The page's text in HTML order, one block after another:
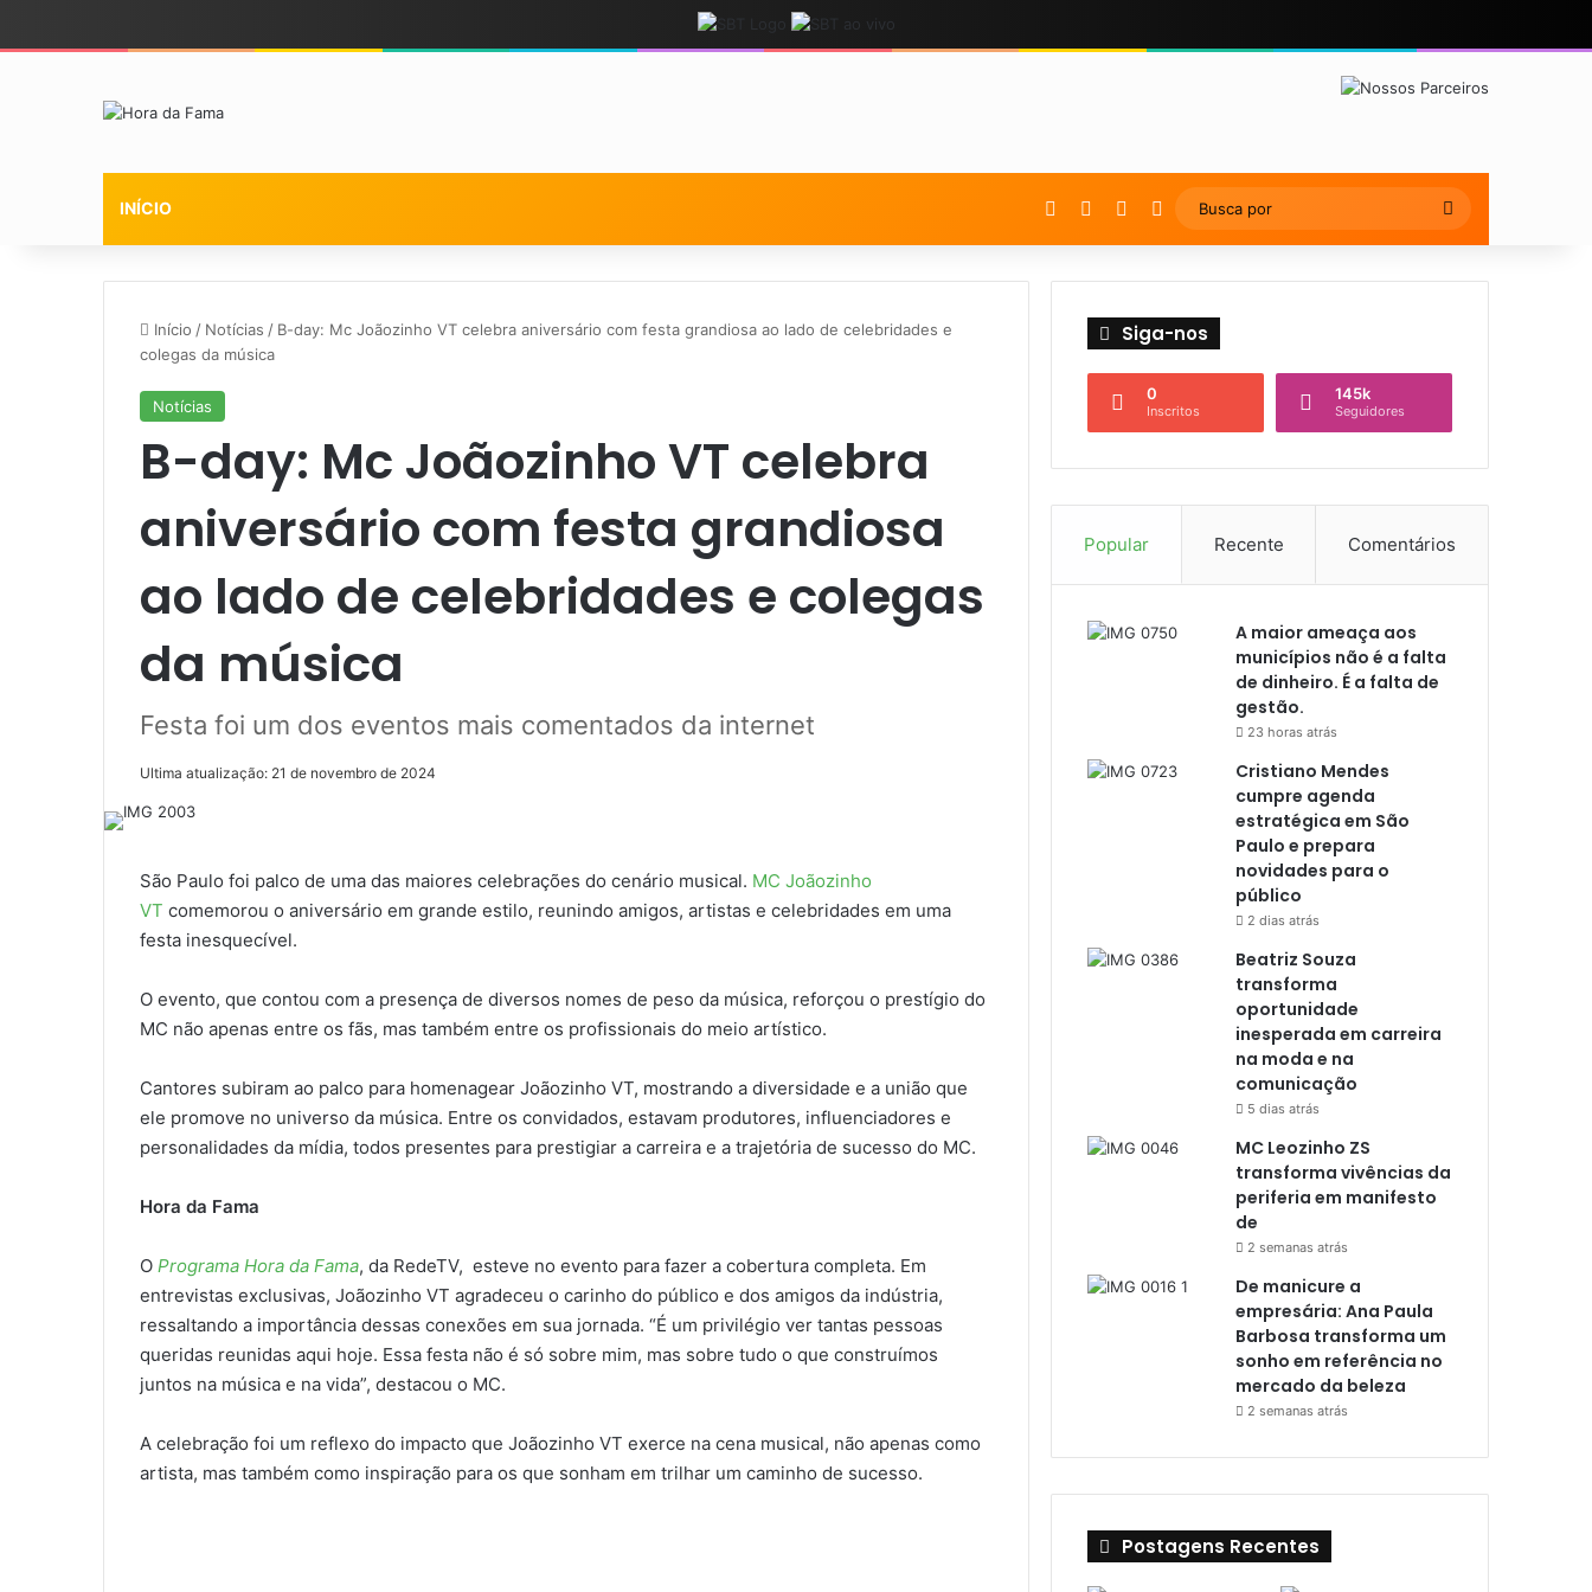
INÍCIO YouTubeInstagramArtigo Aleatório
Switch skin
Busca
por
Início / Notícias / B-day: Mc Joãozinho VT celebra aniversário com festa grandiosa ao lado de celebridades e
colegas da música
Notícias
B-day: Mc Joãozinho VT celebra
aniversário com festa grandiosa
ao lado de celebridades e colegas
da música
Festa foi um dos eventos mais comentados da internet
Ultima atualização: 21 de novembro de 2024
São Paulo foi palco de uma das maiores celebrações do cenário musical. MC Joãozinho
VT comemorou o aniversário em grande estilo, reunindo amigos, artistas e celebridades em uma
festa inesquecível.
O evento, que contou com a presença de diversos nomes de peso da música, reforçou o prestígio do
MC não apenas entre os fãs, mas também entre os profissionais do meio artístico.
Cantores subiram ao palco para homenagear Joãozinho VT, mostrando a diversidade e a união que
ele promove no universo da música. Entre os convidados, estavam produtores, influenciadores e
personalidades da mídia, todos presentes para prestigiar a carreira e a trajetória de sucesso do MC.
Hora da Fama
O Programa Hora da Fama, da RedeTV, esteve no evento para fazer a cobertura completa. Em
entrevistas exclusivas, Joãozinho VT agradeceu o carinho do público e dos amigos da indústria,
ressaltando a importância dessas conexões em sua jornada. “É um privilégio ver tantas pessoas
queridas reunidas aqui hoje. Essa festa não é só sobre mim, mas sobre tudo o que construímos
juntos na música e na vida”, destacou o MC.
A celebração foi um reflexo do impacto que Joãozinho VT exerce na cena musical, não apenas como
artista, mas também como inspiração para os que sonham em trilhar um caminho de sucesso.
Siga-nos
0
Inscritos
145k
Seguidores
Popular Recente Comentários
A maior ameaça aos
municípios não é a falta
de dinheiro. É a falta de
gestão.
23 horas atrás
Cristiano Mendes
cumpre agenda
estratégica em São
Paulo e prepara
novidades para o
público
2 dias atrás
Beatriz Souza
transforma
oportunidade
inesperada em carreira
na moda e na
comunicação
5 dias atrás
MC Leozinho ZS
transforma vivências da
periferia em manifesto
de
2 semanas atrás
De manicure a
empresária: Ana Paula
Barbosa transforma um
sonho em referência no
mercado da beleza
2 semanas atrás
Postagens Recentes